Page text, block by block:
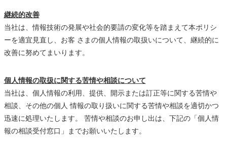
継続的改善
当社は、情報技術の発展や社会的要請の変化等を踏まえて本ポリシ
ーを適宜見直し、お客 さまの個人情報の取扱いについて、継続的に
改善に努めてまいります。
個人情報の取扱に関する苦情や相談について
当社は、個人情報の利用、提供、開示または訂正等に関する苦情や
相談、その他の個人 情報の取り扱いに関する苦情や相談を適切かつ
迅速に処理いたします。 苦情や相談のお申し出は、下記の「個人情
報の相談受付窓口」までお願いいたします。